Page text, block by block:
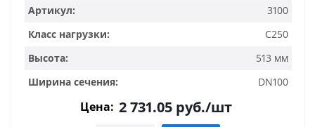
Артикул:
3100
Класс нагрузки:
C250
Высота:
513 мм
Ширина сечения:
DN100
Цена: 2 731.05руб./шт